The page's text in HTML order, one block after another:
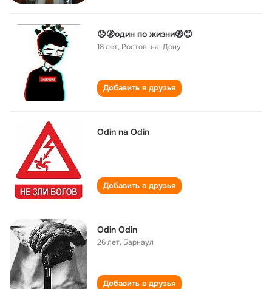
😞🚷один по жизни🚷😞
18 лет, Ростов-на-Дону
Добавить в друзья
Odin na Odin
Добавить в друзья
Odin Odin
26 лет, Барнаул
Добавить в друзья